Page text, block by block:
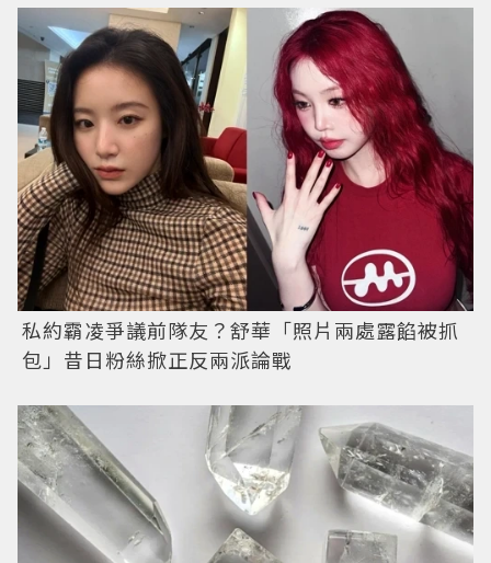
私約霸凌爭議前隊友？舒華「照片兩處露餡被抓
包」昔日粉絲掀正反兩派論戰